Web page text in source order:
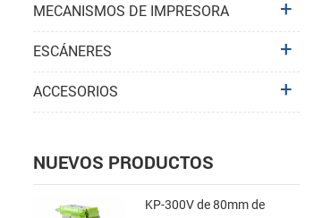
MECANISMOS DE IMPRESORA
ESCÁNERES
ACCESORIOS
NUEVOS PRODUCTOS
KP-300V de 80mm de